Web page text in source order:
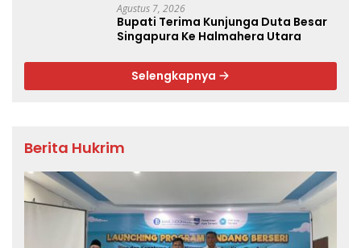
Agustus 7, 2026
Bupati Terima Kunjunga Duta Besar
Singapura Ke Halmahera Utara
Selengkapnya
Berita Hukrim